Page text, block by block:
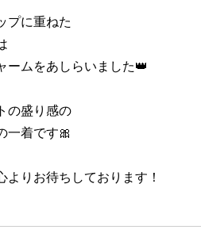
プに重ねた
ームをあしらいました👑
の盛り感の
一着です🎀
りお待ちしております！